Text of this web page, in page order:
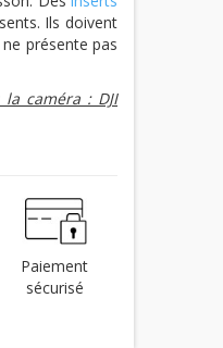
Ils doivent
présente pas
caméra : DJI
Paiement
sécurisé